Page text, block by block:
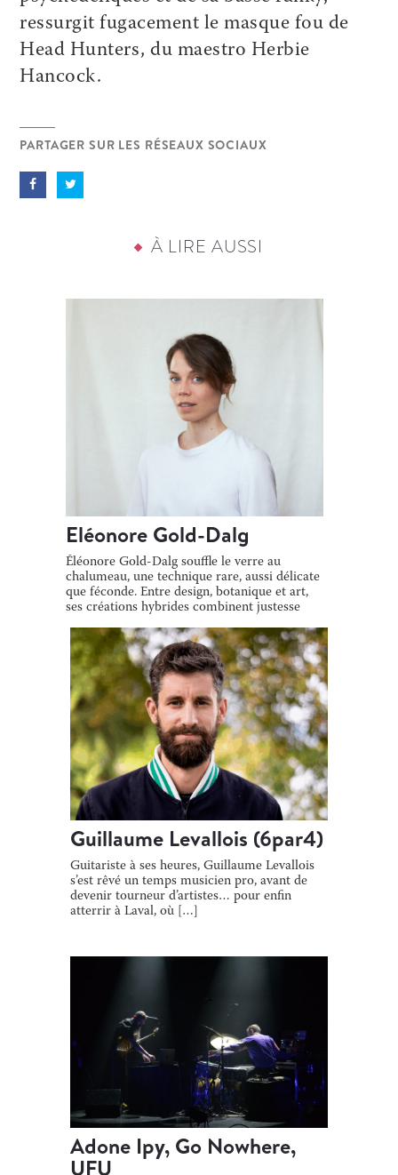
ressurgit fugacement le masque fou de
Head Hunters, du maestro Herbie
Hancock.
PARTAGER SUR LES RÉSEAUX SOCIAUX
À LIRE AUSSI
Eléonore Gold-Dalg
Éléonore Gold-Dalg souffle le verre au
chalumeau, une technique rare, aussi délicate
que féconde. Entre design, botanique et art,
ses créations hybrides combinent justesse
Guillaume Levallois (6par4)
Guitariste à ses heures, Guillaume Levallois
s’est rêvé un temps musicien pro, avant de
devenir tourneur d’artistes… pour enfin
atterrir à Laval, où […]
Adone Ipy, Go Nowhere,
UFU